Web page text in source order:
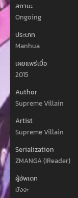
สถานะ
Ongoing
ประเภท
Manhua
เผยแพร่เมื่อ
2015
Author
Supreme Villain
Artist
Supreme Villain
Serialization
ZMANGA (IReader)
ผู้อัพเดท
มังงะ